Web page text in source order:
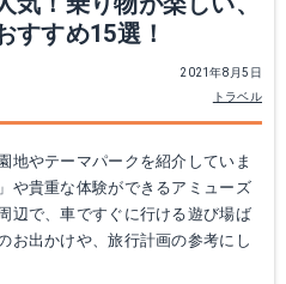
すすめ15選！
2021年8月5日
トラベル
地やテーマパークを紹介していま
や貴重な体験ができるアミューズ
辺で、車ですぐに行ける遊び場ば
お出かけや、旅行計画の参考にし